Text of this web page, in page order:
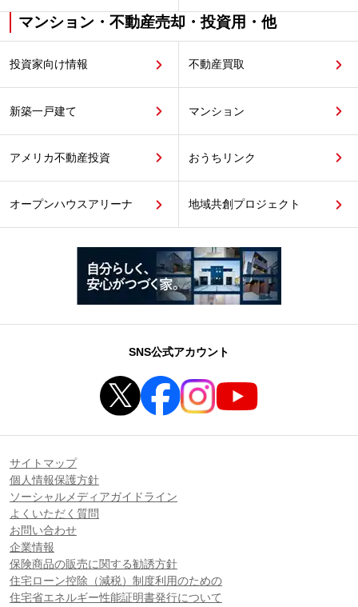
マンション・不動産売却・投資用・他
投資家向け情報 不動産買取
新築一戸建て マンション
アメリカ不動産投資 おうちリンク
オープンハウスアリーナ 地域共創プロジェクト
SNS公式アカウント
サイトマップ
個人情報保護方針
ソーシャルメディアガイドライン
よくいただく質問
お問い合わせ
企業情報
保険商品の販売に関する勧誘方針
住宅ローン控除（減税）制度利用のための
住宅省エネルギー性能証明書発行について